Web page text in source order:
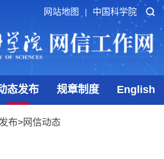
网站地图 中国科学院
态发布 规章制度 English
布>网信动态